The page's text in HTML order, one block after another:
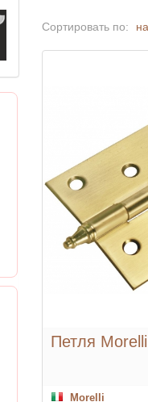
Сортировать по:
Петля
Morelli